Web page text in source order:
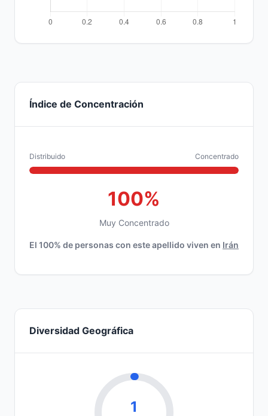
Índice de Concentración
Distribuido Concentrado
100%
Muy Concentrado
El 100% de personas con este apellido viven en Irán
Diversidad Geográfica
1